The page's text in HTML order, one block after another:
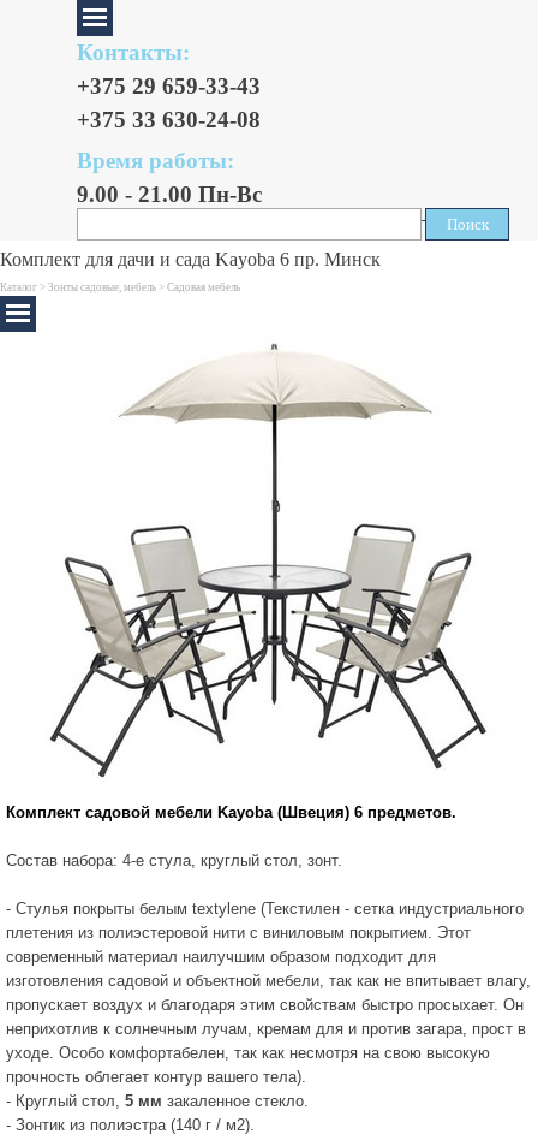
Контакты:
+375 29 659-33-43
+375 33 630-24-08
Время работы:
9.00 - 21.00 Пн-Вс
Поиск
Поиск
Комплект для дачи и сада Kayoba 6 пр. Минск
Каталог > Зонты садовые, мебель > Садовая мебель
Комплект садовой мебели Kayoba(Швеция) 6 предметов.
Состав набора: 4-е стула, круглый стол, зонт.
- Стулья покрыты белым textylene (Текстилен - сетка индустриального
плетения из полиэстеровой нити с виниловым покрытием. Этот
современный материал наилучшим образом подходит для
изготовления садовой и объектной мебели, так как не впитывает влагу,
пропускает воздух и благодаря этим свойствам быстро просыхает. Он
неприхотлив к солнечным лучам, кремам для и против загара, прост в
уходе. Особо комфортабелен, так как несмотря на свою высокую
прочность облегает контур вашего тела).
- Круглый стол, 5 мм закаленное стекло.
- Зонтик из полиэстра (140 г / м2).